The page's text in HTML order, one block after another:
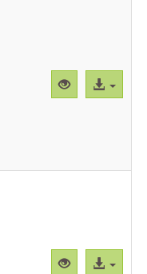
Vista
previa
Acceso
al
Vista Acceso